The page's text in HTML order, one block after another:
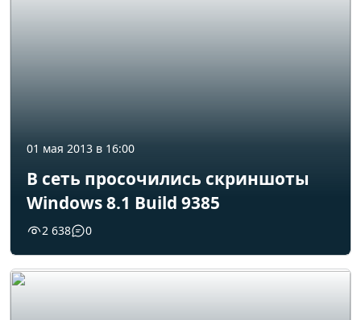
01 мая 2013 в 16:00
В сеть просочились скриншоты
Windows 8.1 Build 9385
2 638 0